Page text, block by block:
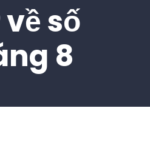
số
8